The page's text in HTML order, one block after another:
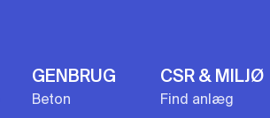
GENBRUG
Beton
CSR & MILJØ
Find anlæg